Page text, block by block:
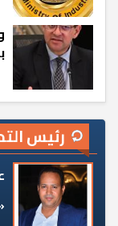
رئيس